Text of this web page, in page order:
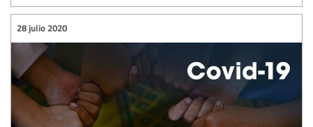
28 julio 2020